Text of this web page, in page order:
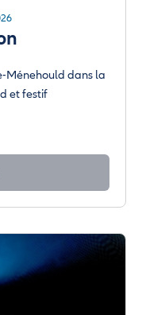
Ménehould dans la
et festif